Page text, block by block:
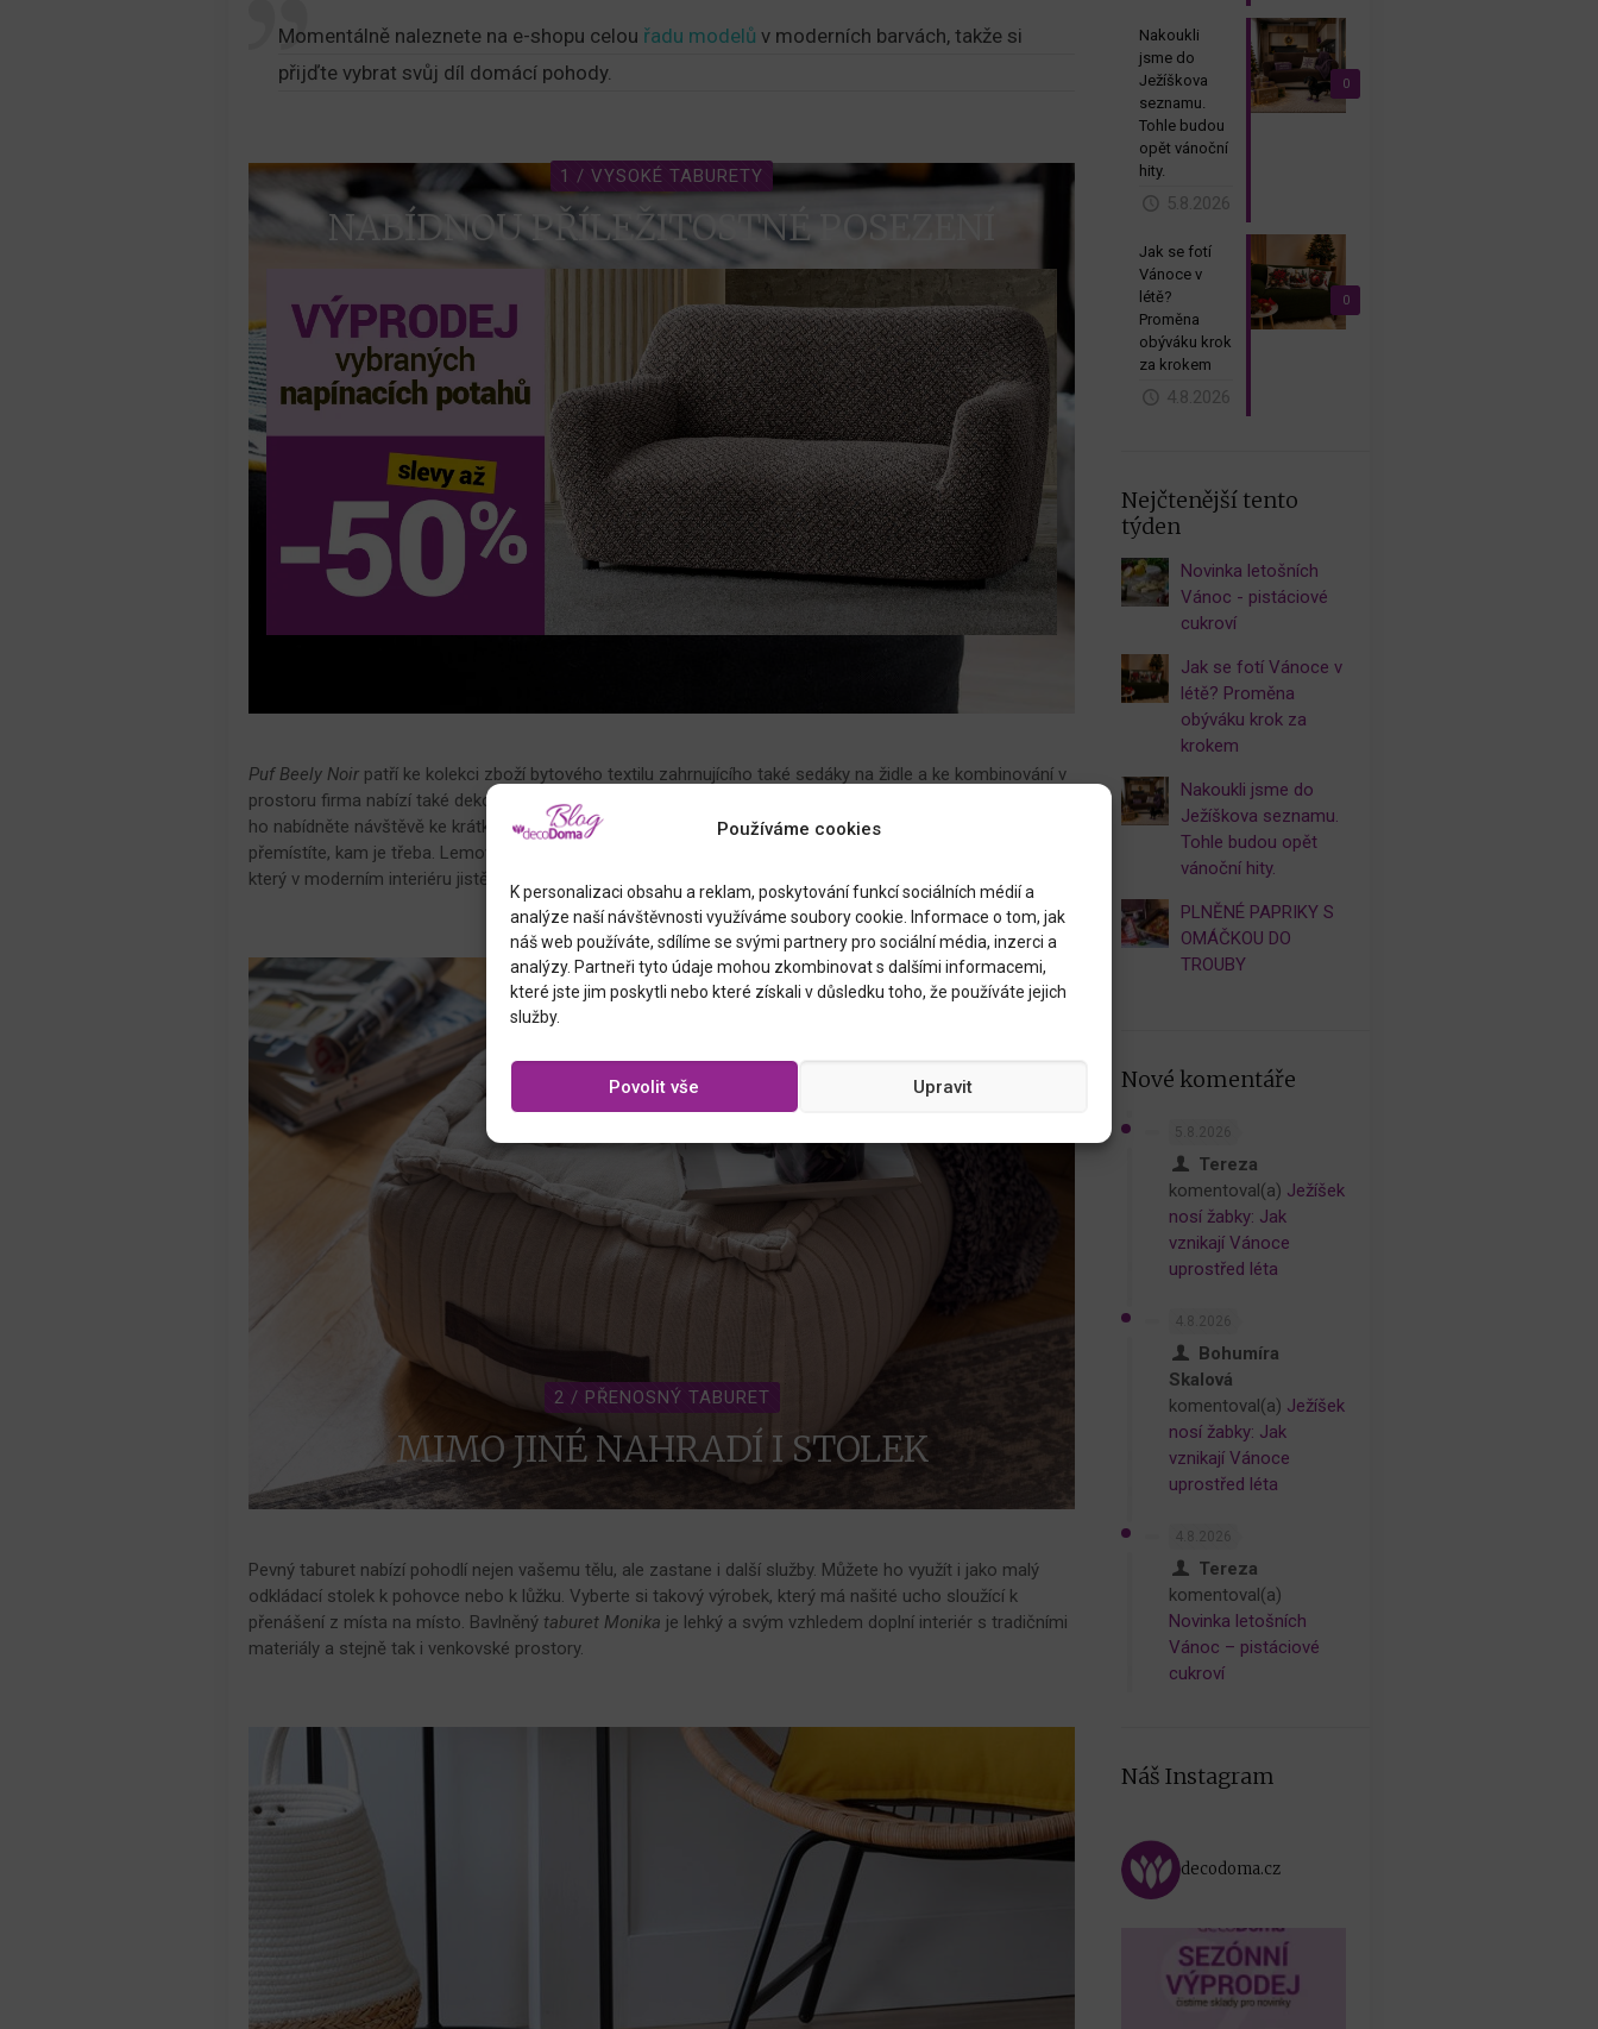
Používáme cookies
K personalizaci obsahu a reklam, poskytování funkcí sociálních médií a
analýze naší návštěvnosti využíváme soubory cookie. Informace o tom, jak
náš web používáte, sdílíme se svými partnery pro sociální média, inzerci a
analýzy. Partneři tyto údaje mohou zkombinovat s dalšími informacemi,
které jste jim poskytli nebo které získali v důsledku toho, že používáte jejich
služby.
Povolit vše Upravit
Momentálně naleznete na e-shopu celou řadu modelů v moderních barvách, takže si
přijďte vybrat svůj díl domácí pohody.
1 / VYSOKÉ TABURETY
NABÍDNOU PŘÍLEŽITOSTNÉ POSEZENÍ
Puf Beely Noir patří ke kolekci zboží bytového textilu zahrnujícího také sedáky na židle a ke kombinování v
prostoru firma nabízí také dekorační tkaný koberec. Využijete ho jako taburet pro unavené nohy, ale klidně
ho nabídněte návštěvě ke krátkému posezení. Výrobek je zpevněný prošíváním a je lehký, takže ho
přemístíte, kam je třeba. Lemování v barvě hořčice dodává černobílé kombinaci tkanin důležitý akcent,
který v moderním interiéru jistě zúročíte.
2 / PŘENOSNÝ TABURET
MIMO JINÉ NAHRADÍ I STOLEK
Pevný taburet nabízí pohodlí nejen vašemu tělu, ale zastane i další služby. Můžete ho využít i jako malý
odkládací stolek k pohovce nebo k lůžku. Vyberte si takový výrobek, který má našité ucho sloužící k
přenášení z místa na místo. Bavlněný taburet Monika je lehký a svým vzhledem doplní interiér s tradičními
materiály a stejně tak i venkovské prostory.
0
Nakoukli
jsme do
Ježíškova
seznamu.
Tohle budou
opět vánoční
hity.
5.8.2026
0
Jak se fotí
Vánoce v
létě?
Proměna
obýváku krok
za krokem
4.8.2026
Nejčtenější tento
týden
Novinka letošních
Vánoc - pistáciové
cukroví
Jak se fotí Vánoce v
létě? Proměna
obýváku krok za
krokem
Nakoukli jsme do
Ježíškova seznamu.
Tohle budou opět
vánoční hity.
PLNĚNÉ PAPRIKY S
OMÁČKOU DO
TROUBY
Nové komentáře
Tereza
komentoval(a) Ježíšek
nosí žabky: Jak
vznikají Vánoce
uprostřed léta
Bohumíra
Skalová
komentoval(a) Ježíšek
nosí žabky: Jak
vznikají Vánoce
uprostřed léta
Tereza
komentoval(a)
Novinka letošních
Vánoc – pistáciové
cukroví
Náš Instagram
decodoma.cz